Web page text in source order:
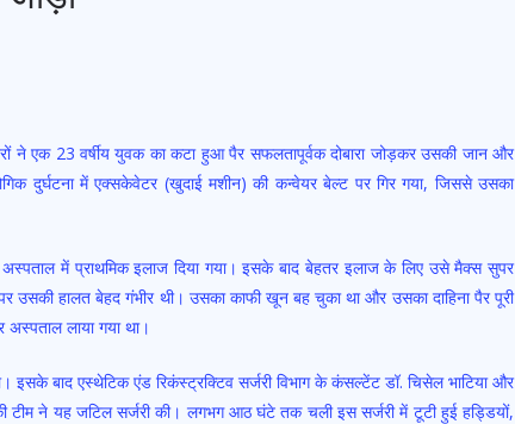
ने एक 23 वर्षीय युवक का कटा हुआ पैर सफलतापूर्वक दोबारा जोड़कर उसकी जान और
दुर्घटना में एक्सकेवेटर (खुदाई मशीन) की कन्वेयर बेल्ट पर गिर गया, जिससे उसका
में प्राथमिक इलाज दिया गया। इसके बाद बेहतर इलाज के लिए उसे मैक्स सुपर
उसकी हालत बेहद गंभीर थी। उसका काफी खून बह चुका था और उसका दाहिना पैर पूरी
लाया गया था।
इसके बाद एस्थेटिक एंड रिकंस्ट्रक्टिव सर्जरी विभाग के कंसल्टेंट डॉ. चिसेल भाटिया और
टीम ने यह जटिल सर्जरी की। लगभग आठ घंटे तक चली इस सर्जरी में टूटी हुई हड्डियों,